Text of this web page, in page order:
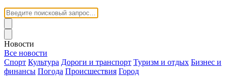
Новости
Все новости
Спорт Культура Дороги и транспорт Туризм и отдых Бизнес и
финансы Погода Происшествия Город